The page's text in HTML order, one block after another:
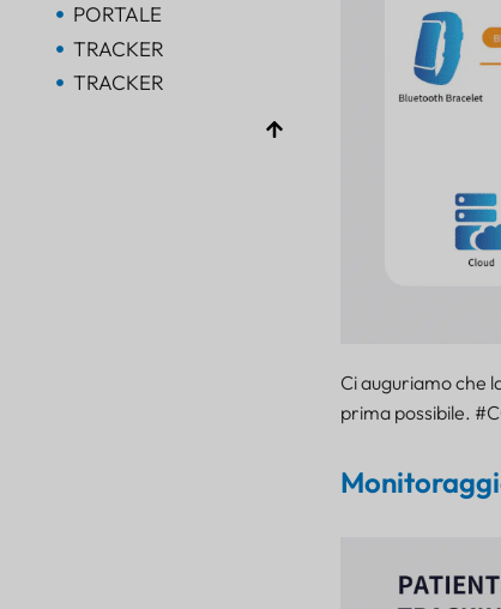
PORTALE
TRACKER
TRACKER
Ci auguriamo che
prima possibile.